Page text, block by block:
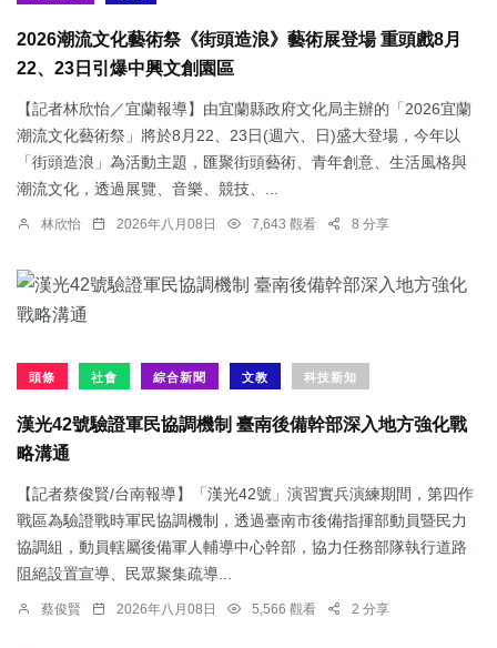
2026潮流文化藝術祭《街頭造浪》藝術展登場 重頭戲8月
22、23日引爆中興文創園區
【記者林欣怡／宜蘭報導】由宜蘭縣政府文化局主辦的「2026宜蘭
潮流文化藝術祭」將於8月22、23日(週六、日)盛大登場，今年以
「街頭造浪」為活動主題，匯聚街頭藝術、青年創意、生活風格與
潮流文化，透過展覽、音樂、競技、...
林欣怡 2026年八月08日 7,643 觀看 8 分享
頭條 社會 綜合新聞 文教 科技新知
漢光42號驗證軍民協調機制 臺南後備幹部深入地方強化戰
略溝通
【記者蔡俊賢/台南報導】「漢光42號」演習實兵演練期間，第四作
戰區為驗證戰時軍民協調機制，透過臺南市後備指揮部動員暨民力
協調組，動員轄屬後備軍人輔導中心幹部，協力任務部隊執行道路
阻絕設置宣導、民眾聚集疏導...
蔡俊賢 2026年八月08日 5,566 觀看 2 分享